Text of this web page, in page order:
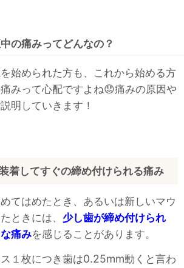
の痛みってどんなの？
始められた方も、これから始める方
みって心配ですよね😟痛みの原因や
明していきます！
着してすぐの締め付けられる痛み
てはめたとき、あるいは新しいマウ
ときには、 少し歯が締め付けられ
痛みを感じることがあります。
１枚につき歯は0.25mm動くと言わ